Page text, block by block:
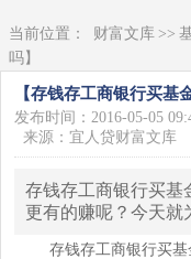
当前位置： 财富文库 >>
吗】
【存钱存工商银行买基
发布时间：2016-05-05
来源：宜人贷财富文库
存钱存工商银行买基
更有的赚呢？今天就
存钱存工商银行买基